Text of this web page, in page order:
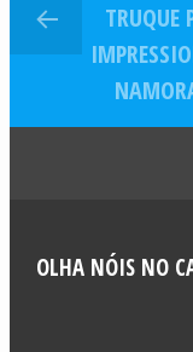
TRUQUE
OLHA NÓIS NO